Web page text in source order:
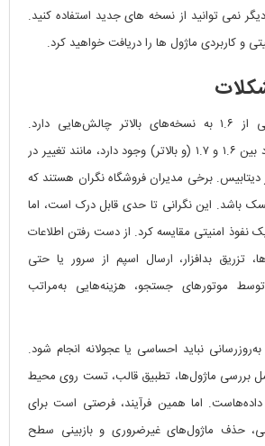
دیگر نمی توانید از نسخه های جدید استفاده کنید.
و کاربردی ماژول ها را دریافت خواهید کرد.
البته، فرآیند به‌روزرسانی از ۱.۶ به نسخه‌های بالاتر چالش‌هایی دارد.
تفاوت‌های ساختاری زیاد بین ۱.۶ و ۱.۷ (و بالاتر) وجود دارد، مانند تغییر در
دیتابیس. برخی مدیران فروشگاه نگران هستند که
باشد. این نگرانی تا حدی قابل درک است، اما
نفوذ امنیتی مقایسه کرد. از دست رفتن اطلاعات
تزریق بدافزار، ارسال اسپم از سرور یا حتی
موتورهای جستجو، هزینه‌هایی به‌مراتب
نباید احساسی یا عجولانه انجام شود.
بررسی ماژول‌ها، تطبیق قالب، تست روی محیط
داده‌هاست. اما همین فرآیند، فرصتی است برای
حذف ماژول‌های غیرضروری و بازبینی سطح